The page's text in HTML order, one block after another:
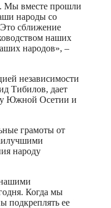
Мы вместе прошли
народы со
сближение
наших
народов», –
независимости
Тибилов, дает
у Южной Осетии и
грамоты от
народу
Когда мы
подкреплять ее